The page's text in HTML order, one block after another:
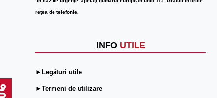
reţea de telefonie.
INFO UTILE
►Legături utile
►Termeni de utilizare